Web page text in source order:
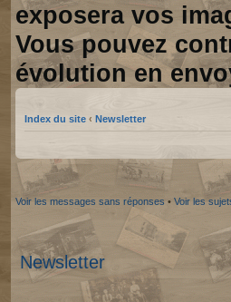
exposera vos
Vous pouvez
évolution en
Index du site ‹ Newsletter
Voir les messages sans réponses • Voir les
Newsletter